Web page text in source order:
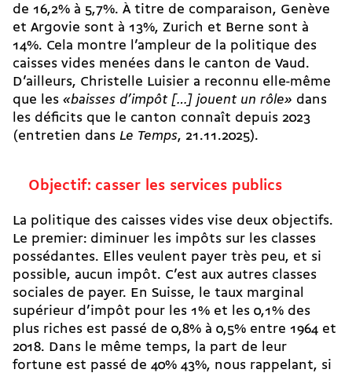
de 16,2% à 5,7%. À titre de comparaison, Genève
et Argovie sont à 13%, Zurich et Berne sont à
14%. Cela montre l’ampleur de la politique des
caisses vides menées dans le canton de Vaud.
D’ailleurs, Christelle Luisier a reconnu elle-même
que les «baisses d’impôt […] jouent un rôle» dans
les déficits que le canton connaît depuis 2023
(entretien dans Le Temps, 21.11.2025).
Objectif: casser les services publics
La politique des caisses vides vise deux objectifs.
Le premier: diminuer les impôts sur les classes
possédantes. Elles veulent payer très peu, et si
possible, aucun impôt. C’est aux autres classes
sociales de payer. En Suisse, le taux marginal
supérieur d’impôt pour les 1% et les 0,1% des
plus riches est passé de 0,8% à 0,5% entre 1964 et
2018. Dans le même temps, la part de leur
fortune est passé de 40% 43%, nous rappelant, si